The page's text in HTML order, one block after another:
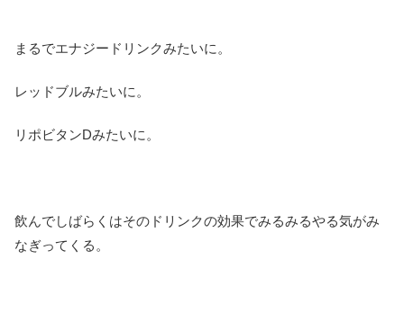
まるでエナジードリンクみたいに。
レッドブルみたいに。
リポビタンDみたいに。
飲んでしばらくはそのドリンクの効果でみるみるやる気がみ
なぎってくる。